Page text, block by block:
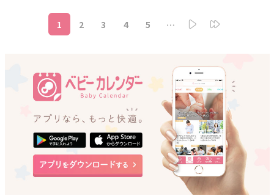
え！」を連呼しながら大興奮です。さっき、
ことをすっかり忘れ、「私、どうしてあれに
しなかったのかしら？」と不思議そうに言う
あーちゃんを見て、ワフウフさんは一気に疲
れてしまったのでした。
の当たりにしています。以前受けたMRIや
のこと。脳のどの部分がダメージを受けてい
るかによって、出てくる症状は異なるよう
で、萎縮がどのくらいのスピードでどこまで
広がるのか、いつどんな変化を起こすのかは
わからないため、ワフウフさん姉妹は常に恐
怖を感じています。
は困り果てています。お散歩中も、八百屋や
ウフさんはイライラが募って「本当に食べた
い欲求がものすごいね！ 見ていて尋常じゃな
いくらいだよ？」と言ってしまいました。こ
ういうとき、あーちゃんの言い訳はたいてい
「だってあそこの食事は、量が少ないの
よ！」で、今回もそうかと思っていたのです
が……。「私、あそこでちゃんと食べている
んでしょうね！？」と、予想外の返答
が……！ 「でしょうね！？」ということは、
食事をしたことを覚えていないというこ
と……？ と、ワフウフさんは衝撃を受けま
1 2 3 4 5 …